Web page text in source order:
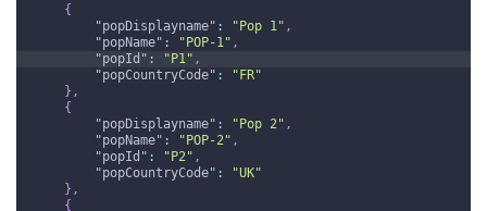
{
"popDisplayname" : "Pop 1" ,
"popName" : "POP-1" ,
"popId" : "P1" ,
"popCountryCode" :
"FR"
} ,
{
"popDisplayname" : "Pop 2" ,
"popName" : "POP-2" ,
"popId" : "P2" ,
"popCountryCode" :
"UK"
} ,
{